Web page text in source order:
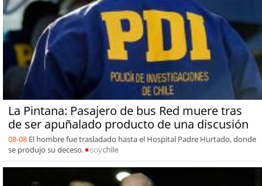
La Pintana: Pasajero de bus Red muere tras
de ser apuñalado producto de una discusión
08-08 El hombre fue trasladado hasta el Hospital Padre Hurtado, donde
se produjo su deceso.
soychile